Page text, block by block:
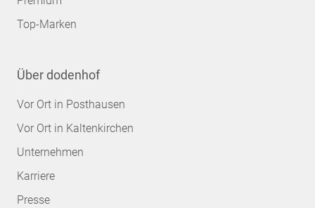
Top-Marken
Über dodenhof
Vor Ort in Posthausen
Vor Ort in Kaltenkirchen
Unternehmen
Karriere
Presse